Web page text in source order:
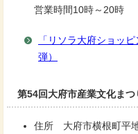
営業時間10時～20時
「リソラ大府ショッ
弾）
第54回大府市産業文化まつ
住所 大府市横根町平